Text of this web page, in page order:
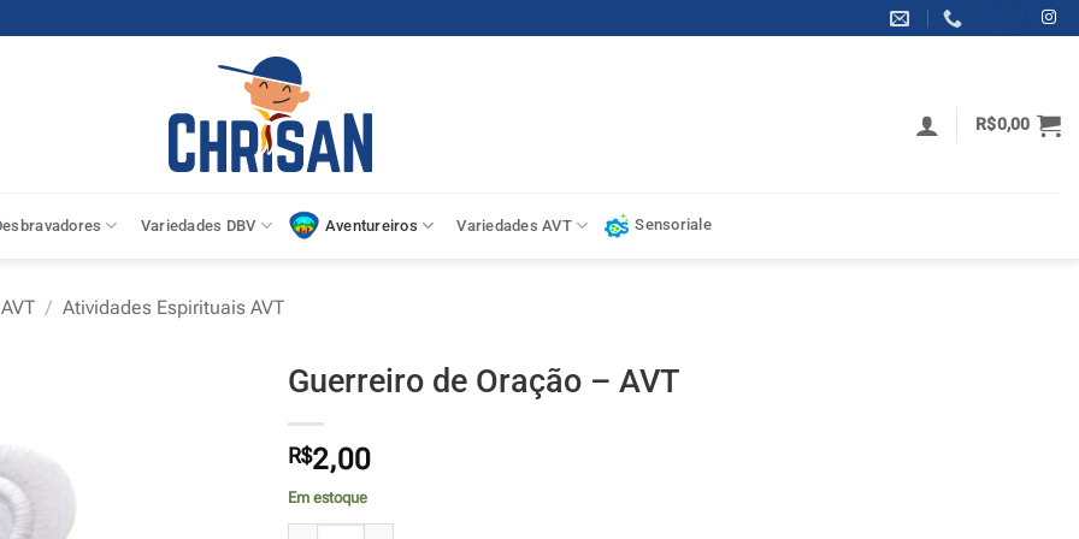
R$0,00
Variedades DBV Aventureiros Variedades AVT Sensoriale
/ Atividades Espirituais AVT
Guerreiro de Oração – AVT
R$2,00
Em estoque